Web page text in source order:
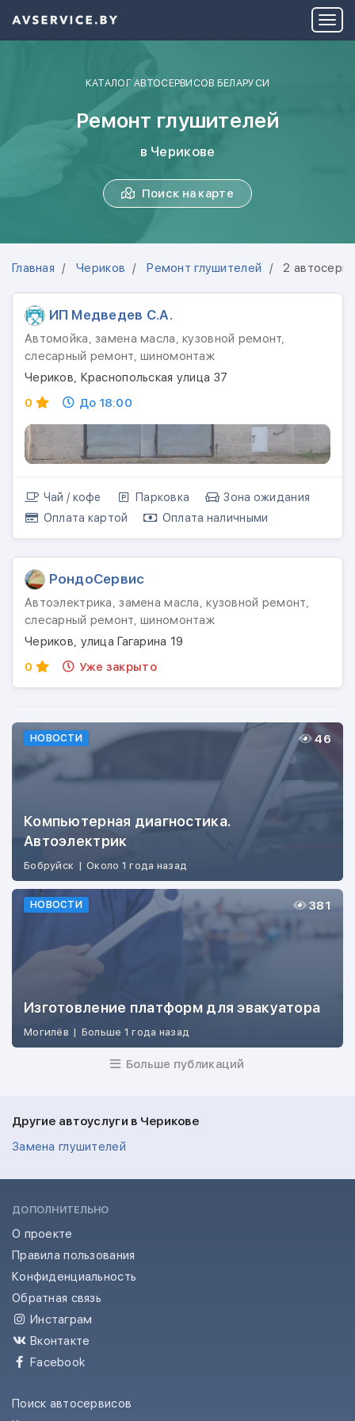
КАТАЛОГ АВТОСЕРВИСОВ БЕЛАРУСИ
Ремонт глушителей
в Черикове
Поиск на карте
Главная Чериков Ремонт глушителей 2
ИП Медведев С.А.
Автомойка, замена масла, кузовной ремонт,
слесарный ремонт, шиномонтаж
Чериков, Краснопольская улица 37
0
До 18:00
Чай / кофе Парковка
Зона ожидания
Оплата картой
Оплата наличными
РондоСервис
Автоэлектрика, замена масла, кузовной ремонт,
слесарный ремонт, шиномонтаж
Чериков, улица Гагарина 19
0
Уже закрыто
НОВОСТИ
Компьютерная диагностика.
Автоэлектрик
Бобруйск | Около 1 года назад
46
НОВОСТИ
Изготовление платформ для эвакуатора
Могилёв | Больше 1 года назад
381
Больше публикаций
Другие автоуслуги в Черикове
Замена глушителей
ДОПОЛНИТЕЛЬНО
О проекте
Правила пользования
Конфиденциальность
Обратная связь
Инстаграм
Вконтакте
Facebook
Поиск автосервисов